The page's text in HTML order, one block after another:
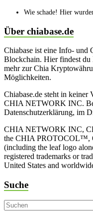
Wie schade! Hier
Über chiabase.de
Chiabase ist eine Info- und
Blockchain. Hier findest
mehr zur Chia
Möglichkeiten.
Chiabase.de steht in keiner
CHIA NETWORK INC.
Datenschutzerklärung, im
CHIA NETWORK INC,
the CHIA PROTOCOL™,
(including the leaf logo
registered trademarks or
United States and
Suche